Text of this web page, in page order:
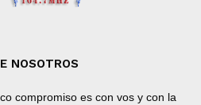
NOSOTROS
compromiso es con vos y con la